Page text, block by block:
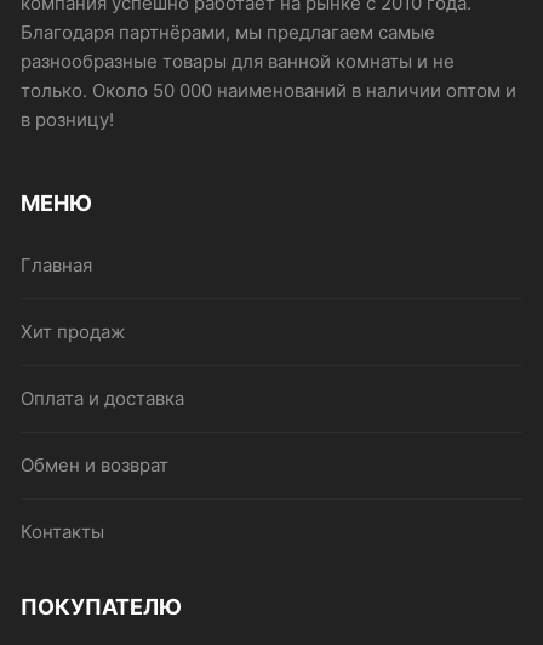
Благодаря партнёрами, мы предлагаем самые
разнообразные товары для ванной комнаты и не
только. Около 50 000 наименований в наличии оптом и
в розницу!
МЕНЮ
Главная
Хит продаж
Оплата и доставка
Обмен и возврат
Контакты
ПОКУПАТЕЛЮ